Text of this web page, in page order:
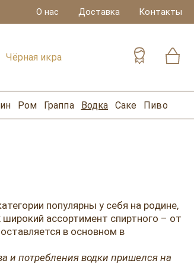
О нас Доставка Контакты
Чёрная икра
Ром Граппа Водка Саке Пиво
популярны у себя на родине,
ассортимент спиртного – от
в основном в
и потребления водки пришелся на